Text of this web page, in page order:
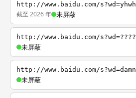
http://www.baidu.com/s?wd=yhwh
截至 2026 年 未屏蔽
http://www.baidu.com/s?wd=????
未屏蔽
http://www.baidu.com/s?wd=damn
未屏蔽